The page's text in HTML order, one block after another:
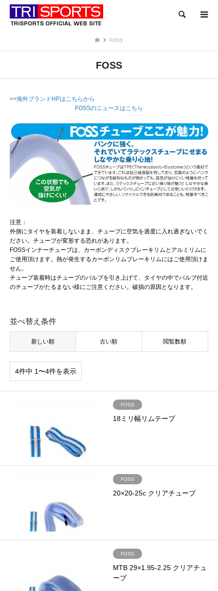
検索
FOSS
FOSS
>>海外ブランドHPはこちらから
FOSSのニュースはこちら
注意：
外側にタイヤを装着しないまま、チューブに空気を過度に入れ過ぎないでく
ださい。チューブが変形する恐れがあります。
FOSSインナーチューブは、カーボンディスクブレーキリムとアルミリムに
ご使用頂けます。熱が発生するカーボンリムブレーキリムにはご使用頂けま
せん。
チューブ装着時はチューブのバルブを引き上げて、タイヤの中でバルブ付近
のチューブがたるまない様にご注意ください。破損の原因となります。
並べ替え条件
新しい順 古い順 閲覧数順
4件中 1〜4件を表示
FOSS
18ミリ幅リムテープ
FOSS
20×20-25c クリアチューブ
FOSS
MTB 29×1.95-2.25 クリアチュ
ーブ